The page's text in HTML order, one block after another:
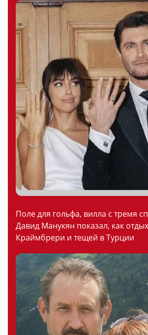
Поле для гольфа, вилла с тремя
Давид Манукян показал, как
Краймбрери и тещей в Турции